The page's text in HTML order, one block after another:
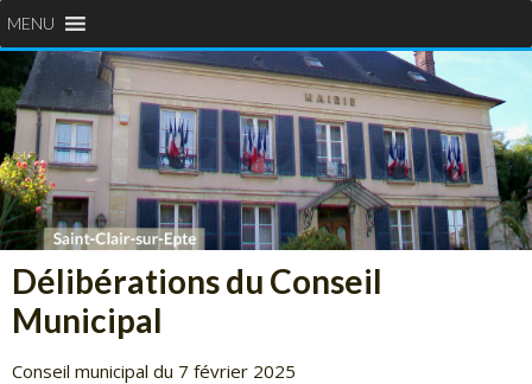
MENU
Délibérations du Conseil
Municipal
Conseil municipal du 7 février 2025